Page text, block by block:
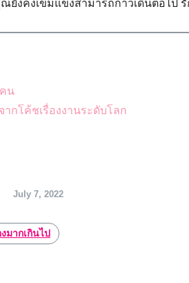
งคงเข้มแข็งสามารถก้าวเดินต่อไป รั
น
กโค้ชเรื่องงานระดับโลก
July 7, 2022
มากเกินไป